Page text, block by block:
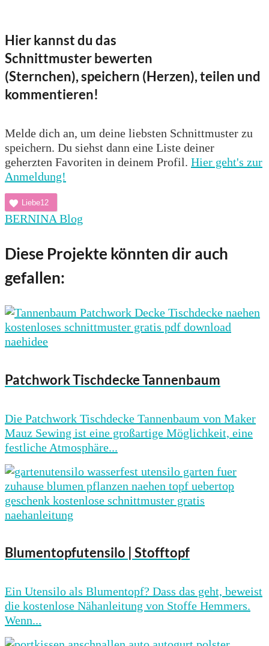
Hier kannst du das
Schnittmuster bewerten
(Sternchen), speichern (Herzen), teilen und
kommentieren!
Melde dich an, um deine liebsten Schnittmuster zu
speichern. Du siehst dann eine Liste deiner
geherzten Favoriten in deinem Profil. Hier geht's zur
Anmeldung!
Liebe12
BERNINA Blog
Diese Projekte könnten dir auch
gefallen:
Patchwork Tischdecke Tannenbaum
Die Patchwork Tischdecke Tannenbaum von Maker
Mauz Sewing ist eine großartige Möglichkeit, eine
festliche Atmosphäre...
Blumentopfutensilo | Stofftopf
Ein Utensilo als Blumentopf? Dass das geht, beweist
die kostenlose Nähanleitung von Stoffe Hemmers.
Wenn...